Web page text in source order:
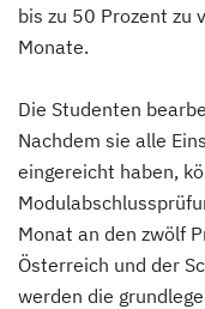
bis zu 50 Prozent zu
Monate.
Die Studenten
Nachdem sie alle
eingereicht haben,
Monat an den zwölf
Österreich und der
werden die